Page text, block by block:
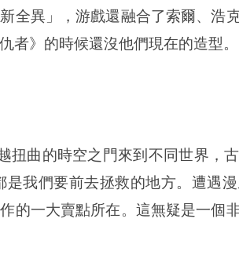
全異」，游戲還融合了索爾、浩
者》的時候還沒他們現在的造型。
扭曲的時空之門來到不同世界，
是我們要前去拯救的地方。遭遇
的一大賣點所在。這無疑是一個